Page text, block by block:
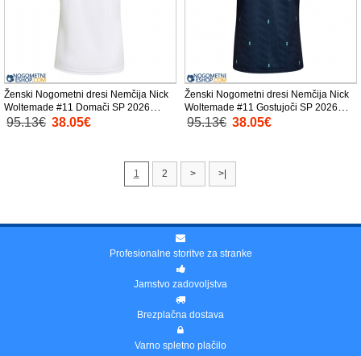
Ženski Nogometni dresi Nemčija Nick
Woltemade #11 Domači SP 2026
Kratek Rokav
95.13€ 38.05€
Ženski Nogometni dresi Nemčija Nick
Woltemade #11 Gostujoči SP 2026
Kratek Rokav
95.13€ 38.05€
1 2 > >|
Profesionalne storitve za stranke
Jamstvo zadovoljstva
Brezplačna dostava
Varno spletno plačilo